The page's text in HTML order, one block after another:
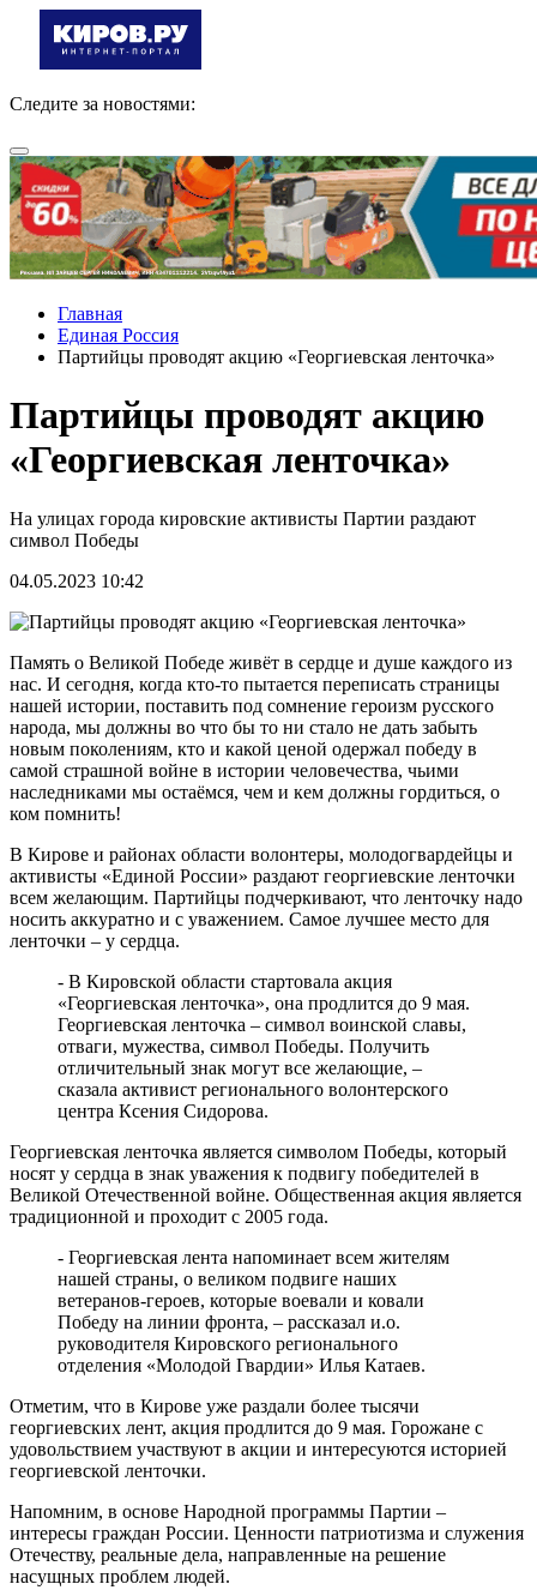
Следите за новостями:
Главная
Единая Россия
Партийцы проводят акцию «Георгиевская ленточка»
Партийцы проводят акцию
«Георгиевская ленточка»
На улицах города кировские активисты Партии раздают
символ Победы
04.05.2023 10:42
Память о Великой Победе живёт в сердце и душе каждого из
нас. И сегодня, когда кто-то пытается переписать страницы
нашей истории, поставить под сомнение героизм русского
народа, мы должны во что бы то ни стало не дать забыть
новым поколениям, кто и какой ценой одержал победу в
самой страшной войне в истории человечества, чьими
наследниками мы остаёмся, чем и кем должны гордиться, о
ком помнить!
В Кирове и районах области волонтеры, молодогвардейцы и
активисты «Единой России» раздают георгиевские ленточки
всем желающим. Партийцы подчеркивают, что ленточку надо
носить аккуратно и с уважением. Самое лучшее место для
ленточки – у сердца.
- В Кировской области стартовала акция
«Георгиевская ленточка», она продлится до 9 мая.
Георгиевская ленточка – символ воинской славы,
отваги, мужества, символ Победы. Получить
отличительный знак могут все желающие, –
сказала активист регионального волонтерского
центра Ксения Сидорова.
Георгиевская ленточка является символом Победы, который
носят у сердца в знак уважения к подвигу победителей в
Великой Отечественной войне. Общественная акция является
традиционной и проходит с 2005 года.
- Георгиевская лента напоминает всем жителям
нашей страны, о великом подвиге наших
ветеранов-героев, которые воевали и ковали
Победу на линии фронта, – рассказал и.о.
руководителя Кировского регионального
отделения «Молодой Гвардии» Илья Катаев.
Отметим, что в Кирове уже раздали более тысячи
георгиевских лент, акция продлится до 9 мая. Горожане с
удовольствием участвуют в акции и интересуются историей
георгиевской ленточки.
Напомним, в основе Народной программы Партии –
интересы граждан России. Ценности патриотизма и служения
Отечеству, реальные дела, направленные на решение
насущных проблем людей.